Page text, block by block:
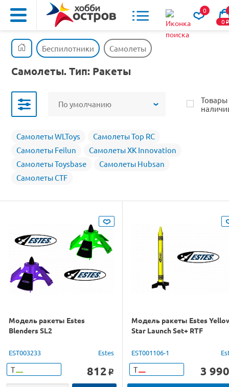
0
0o
Беспилотники Самолеты
Самолеты. Тип: Ракеты
По умолчанию
Товары
Самолеты WLToys
Самолеты Top RC
Самолеты Feilun
Самолеты XK Innovation
Самолеты Toysbase
Самолеты Hubsan
Самолеты CTF
Модель ракеты Estes
Blenders SL2
EST003233 Estes
Т 812 o
Модель ракеты Estes
Star Launch Set+ RTF
EST001106-1
Т 3 990